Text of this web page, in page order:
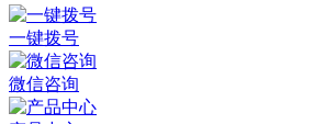
一键拨号
微信咨询